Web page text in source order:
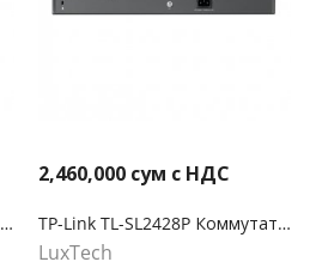
TP-Link TL-SM331T SFP‑модуль 1000BASE-T RJ45
2,460,000 сум с НДС
TP-Link TL-SL2428P Коммутатор JetStream Smart с 24 портами RJ45 10/100 Мбит/с, 4 гигабитными портами RJ45 и 2 комбинированными портами RJ45/SFP
LuxTech